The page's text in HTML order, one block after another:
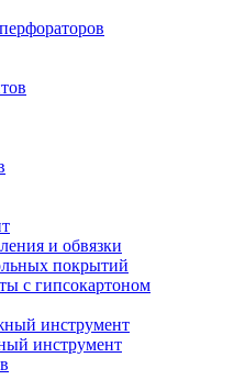
и обвязки
покрытий
с гипсокартоном
инструмент
инструмент